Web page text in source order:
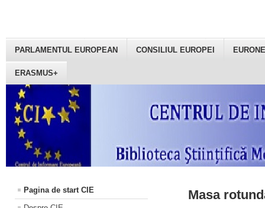
PARLAMENTUL EUROPEAN CONSILIUL EUROPEI
ERASMUS+
Pagina de start CIE
Masa